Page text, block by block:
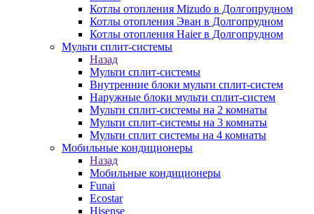
Котлы отопления Mizudo в Долгопрудном
Котлы отопления Эван в Долгопрудном
Котлы отопления Haier в Долгопрудном
Мульти сплит-системы
Назад
Мульти сплит-системы
Внутренние блоки мульти сплит-систем
Наружные блоки мульти сплит-систем
Мульти сплит-системы на 2 комнаты
Мульти сплит-системы на 3 комнаты
Мульти сплит системы на 4 комнаты
Мобильные кондиционеры
Назад
Мобильные кондиционеры
Funai
Ecostar
Hisense